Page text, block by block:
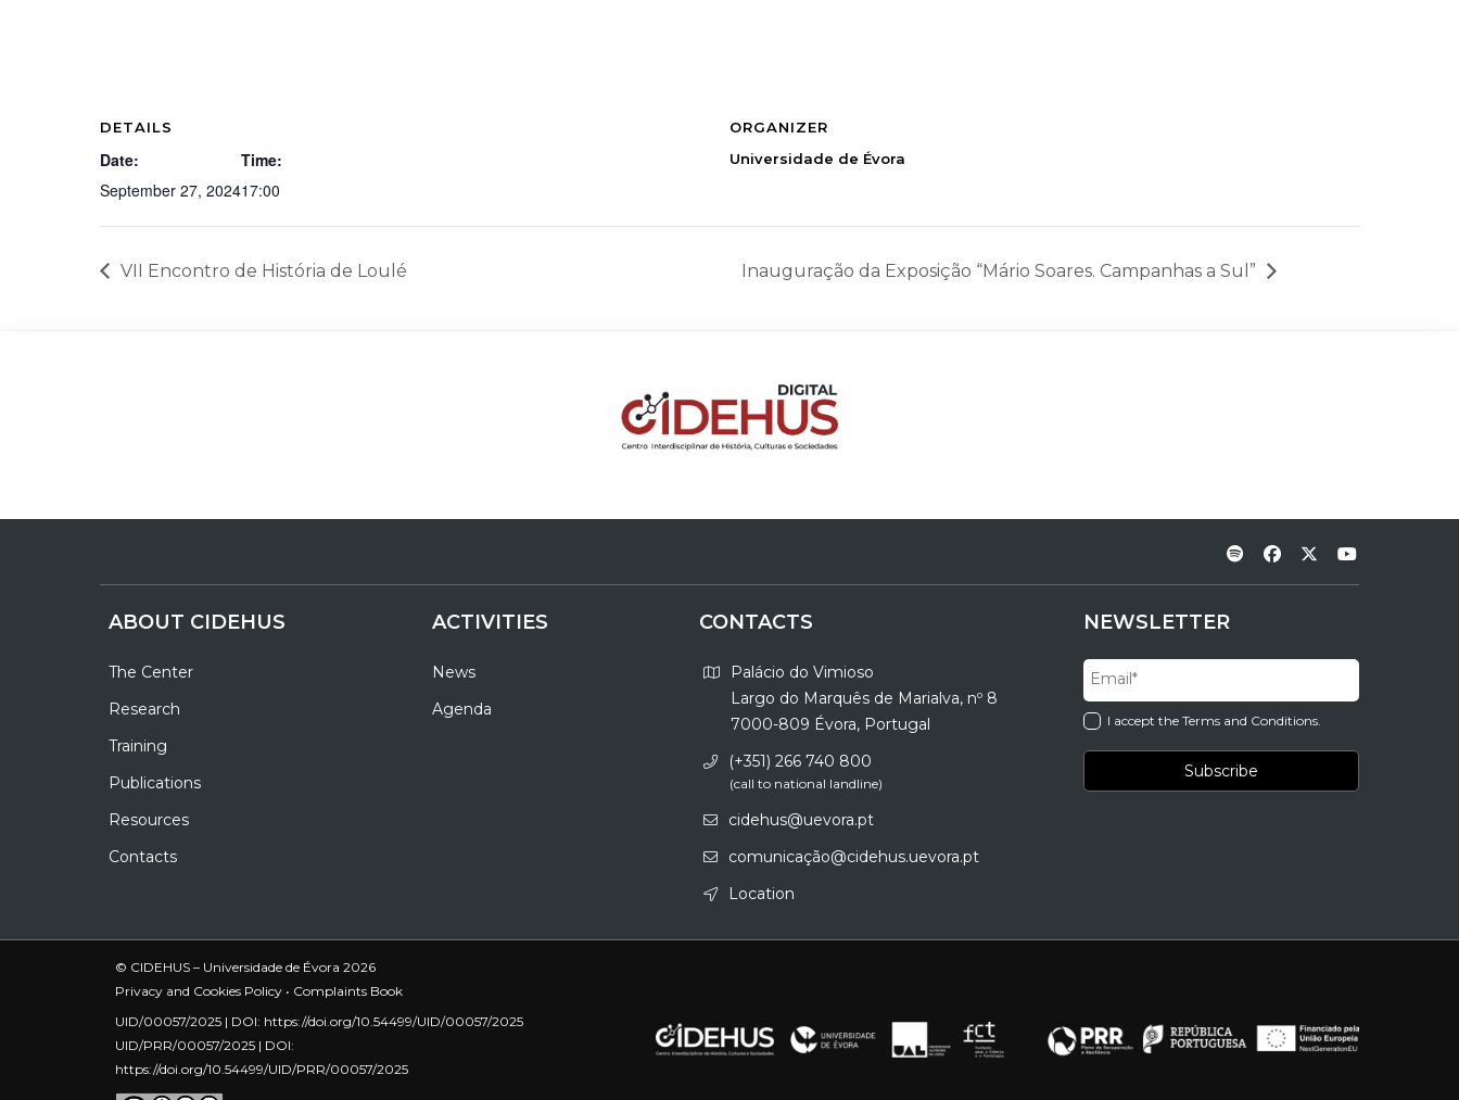
DETAILS
Date:
September 27, 2024
Time:
17:00
ORGANIZER
Universidade de Évora
VII Encontro de História de Loulé Inauguração da Exposição “Mário Soares. Campanhas a Sul”
ABOUT CIDEHUS
The Center
Research
Training
Publications
Resources
Contacts
ACTIVITIES
News
Agenda
CONTACTS
Palácio do Vimioso
Largo do Marquês de Marialva, nº 8
7000-809 Évora, Portugal
(+351) 266 740 800
(call to national landline)
cidehus@uevora.pt
comunicação@cidehus.uevora.pt
Location
NEWSLETTER
I accept the Terms and Conditions.
© CIDEHUS – Universidade de Évora 2026
Privacy and Cookies Policy • Complaints Book
UID/00057/2025 | DOI: https://doi.org/10.54499/UID/00057/2025
UID/PRR/00057/2025 | DOI:
https://doi.org/10.54499/UID/PRR/00057/2025